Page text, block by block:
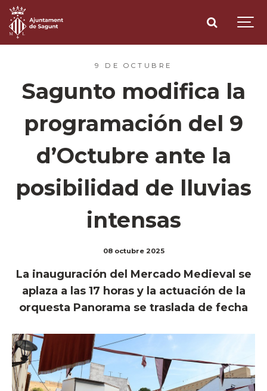
9 DE OCTUBRE
Sagunto modifica la
programación del 9
d’Octubre ante la
posibilidad de lluvias
intensas
08 octubre 2025
La inauguración del Mercado Medieval se
aplaza a las 17 horas y la actuación de la
orquesta Panorama se traslada de fecha